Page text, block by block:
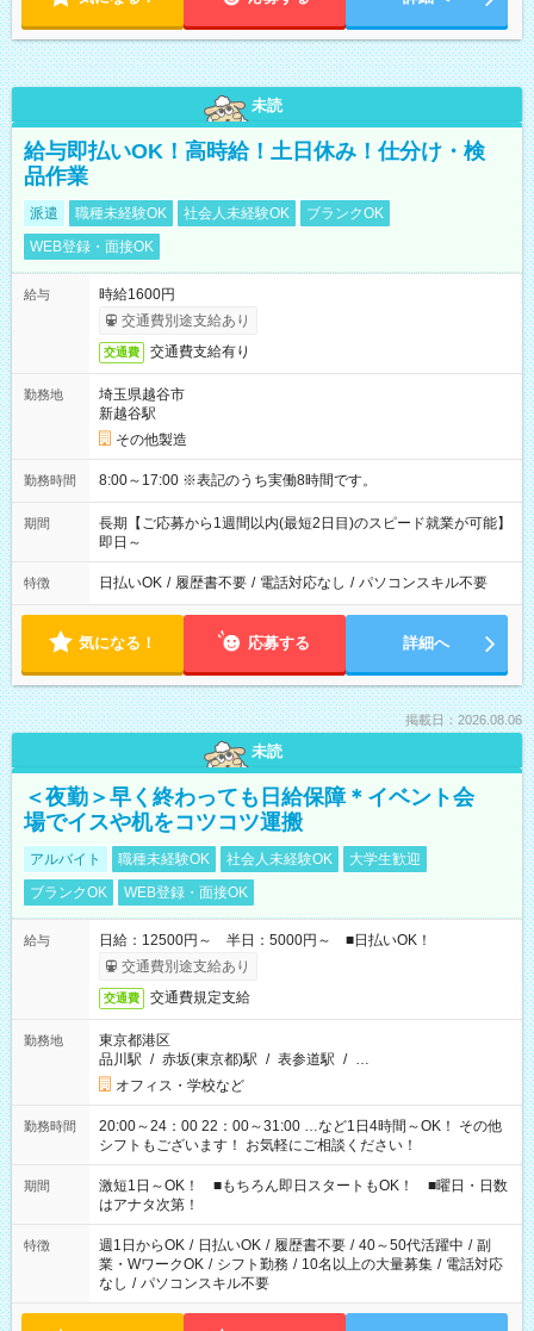
未読
給与即払いOK！高時給！土日休み！仕分け・検
品作業
派遣 職種未経験OK 社会人未経験OK
ブランクOK
WEB登録・面接OK
給与
時給1600円
交通費別途支給あり
交通費 交通費支給有り
勤務地
埼玉県越谷市
新越谷駅
その他製造
勤務時間 8:00～17:00 ※表記のうち実働8時間です。
期間
長期【ご応募から1週間以内(最短2日目)のスピード就業が可能】
即日～
特徴 日払いOK / 履歴書不要 / 電話対応なし / パソコンスキル不要
気になる！ 応募する 詳細へ
掲載日：2026.08.06
未読
＜夜勤＞早く終わっても日給保障＊イベント会
場でイスや机をコツコツ運搬
アルバイト 職種未経験OK 社会人未経験OK
大学生歓迎
ブランクOK
WEB登録・面接OK
給与
日給：12500円～ 半日：5000円～ ■日払いOK！
交通費別途支給あり
交通費 交通費規定支給
勤務地
東京都港区
品川駅 / 赤坂(東京都)駅 / 表参道駅 / …
オフィス・学校など
勤務時間
20:00～24：00 22：00～31:00 …など1日4時間～OK！ その他
シフトもございます！ お気軽にご相談ください！
期間
激短1日～OK！ ■もちろん即日スタートもOK！ ■曜日・日数
はアナタ次第！
特徴 週1日からOK / 日払いOK / 履歴書不要 / 40～50代活躍中 / 副
業・WワークOK / シフト勤務 / 10名以上の大量募集 / 電話対応
なし / パソコンスキル不要